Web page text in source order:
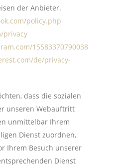
der Anbieter.
policy.php
privacy
155833707900388
de/privacy-
dass die sozialen
unseren Webauftritt
unmittelbar Ihrem
Dienst zuordnen,
Ihrem Besuch unserer
Dienst